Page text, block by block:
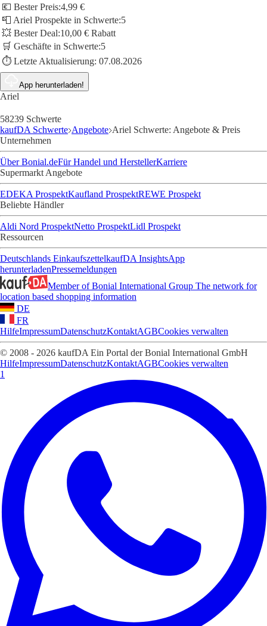
💶 Bester Preis:4,99 €
📮 Ariel Prospekte in Schwerte:5
💥 Bester Deal:10,00 € Rabatt
🛒 Geschäfte in Schwerte:5
⏱️ Letzte Aktualisierung: 07.08.2026
App herunterladen!
Ariel
58239 Schwerte
kaufDA Schwerte Angebote Ariel Schwerte: Angebote & Preis
Unternehmen
Über Bonial.deFür Handel und HerstellerKarriere
Supermarkt Angebote
EDEKA ProspektKaufland ProspektREWE Prospekt
Beliebte Händler
Aldi Nord ProspektNetto ProspektLidl Prospekt
Ressourcen
Deutschlands EinkaufszettelkaufDA InsightsApp
herunterladenPressemeldungen
Member of Bonial International Group The network for
location based shopping information
DE
FR
HilfeImpressumDatenschutzKontaktAGBCookies verwalten
© 2008 - 2026 kaufDA Ein Portal der Bonial International GmbH
HilfeImpressumDatenschutzKontaktAGBCookies verwalten
1